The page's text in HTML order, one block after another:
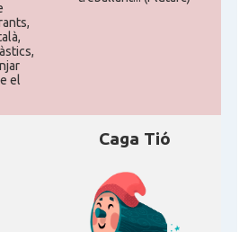
Catalans a TRIER
CATALANS A TÜBINGEN
Catalana d'Essen E.V. /
Catalana d'Hamburg "El
Pont Blau\"
el
Caga Tió